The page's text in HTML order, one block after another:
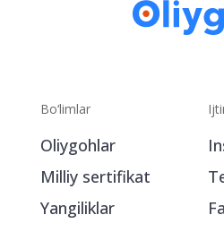
Bo‘limlar
Oliygohlar
Milliy sertifikat
Yangiliklar